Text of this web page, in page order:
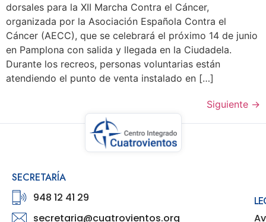
dorsales para la XII Marcha Contra el Cáncer,
organizada por la Asociación Española Contra el
Cáncer (AECC), que se celebrará el próximo 14 de junio
en Pamplona con salida y llegada en la Ciudadela.
Durante los recreos, personas voluntarias están
atendiendo el punto de venta instalado en […]
Siguiente →
SECRETARÍA
948 12 41 29
secretaria@cuatrovientos.org